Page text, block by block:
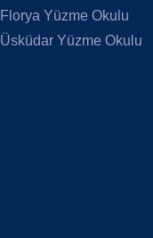
Florya Yüzme Okulu
Üsküdar Yüzme Okulu